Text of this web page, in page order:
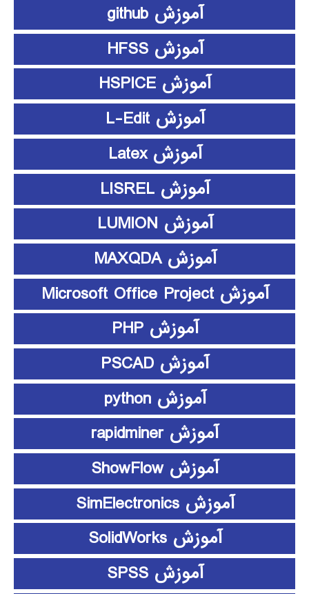
آموزش github
آموزش HFSS
آموزش HSPICE
آموزش L-Edit
آموزش Latex
آموزش LISREL
آموزش LUMION
آموزش MAXQDA
آموزش Microsoft Office Project
آموزش PHP
آموزش PSCAD
آموزش python
آموزش rapidminer
آموزش ShowFlow
آموزش SimElectronics
آموزش SolidWorks
آموزش SPSS